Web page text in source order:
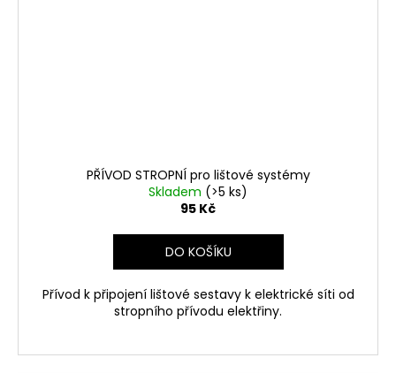
PŘÍVOD STROPNÍ pro lištové systémy
Skladem (>5 ks)
95 Kč
DO KOŠÍKU
Přívod k připojení lištové sestavy k elektrické síti od
stropního přívodu elektřiny.